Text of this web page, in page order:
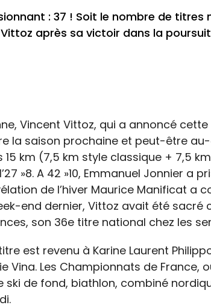
: 37 ! Soit le nombre de titres
après sa victoir dans la
Vincent Vittoz, qui a annoncé cette
la saison prochaine et peut-être au-
km (7,5 km style classique + 7,5
»8. A 42 »10, Emmanuel Jonnier a
de l’hiver Maurice Manificat a
end dernier, Vittoz avait été
son 36e titre national chez les
est revenu à Karine Laurent
Vina. Les Championnats de France,
ski de fond, biathlon, combiné